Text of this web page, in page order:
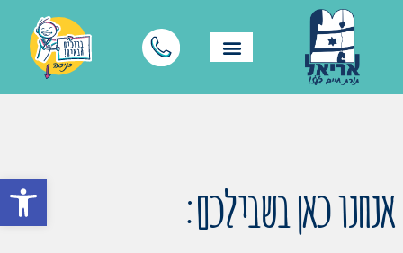
פתח אנחנו כאן בשבילכם: